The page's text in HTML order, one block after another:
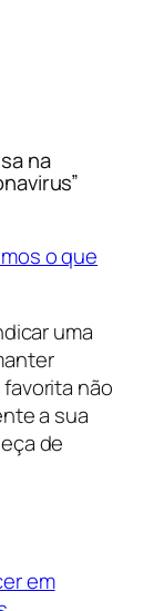
na
o que
uma
não
a sua
de
em